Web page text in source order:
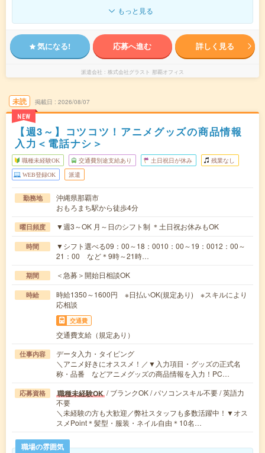
もっと見る
気になる! 応募へ進む 詳しく見る
派遣会社 株式会社グラスト 那覇オフィス
未読
NEW
掲載日 2026/08/07
【週3～】コツコツ！アニメグッズの商品情報
入力＜電話ナシ＞
職種未経験OK 交通費別途支給あり 土日祝日が休み 残業なし
WEB登録OK 派遣
勤務地
沖縄県那覇市
おもろまち駅から徒歩4分
曜日頻度 ▼週3～OK 月～日のシフト制 ＊土日祝お休みもOK
時間
▼シフト選べる09：00～18：0010：00～19：0012：00～
21：00 など＊9時～21時…
期間 ＜急募＞開始日相談OK
時給
時給1350～1600円 ※日払いOK(規定あり) ※スキルにより
応相談
交通費
交通費支給（規定あり）
仕事内容
データ入力・タイピング
＼アニメ好きにオススメ！／▼入力項目・グッズの正式名
称・品番 などアニメグッズの商品情報を入力！PC…
応募資格 職種未経験OK / ブランクOK / パソコンスキル不要 / 英語力
不要
＼未経験の方も大歓迎／弊社スタッフも多数活躍中！▼オス
スメPoint＊髪型・服装・ネイル自由＊10名…
職場の雰囲気